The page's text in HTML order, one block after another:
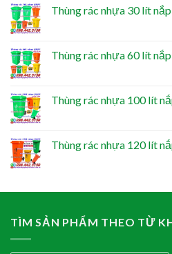
Thùng rác nhựa 30 lít
Thùng rác nhựa 60 lít
Thùng rác nhựa 100 lít
Thùng rác nhựa 120 lít
TÌM SẢN PHẨM THEO TỪ